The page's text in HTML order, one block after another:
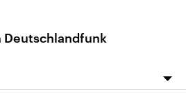
Deutschlandfunk